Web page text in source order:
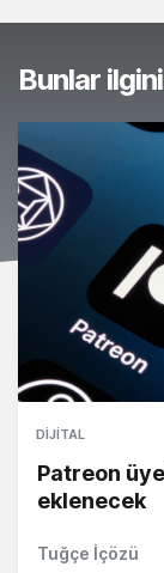
Bunlar
DIJITAL
Patreon
eklenecek
Tuğçe İçözü